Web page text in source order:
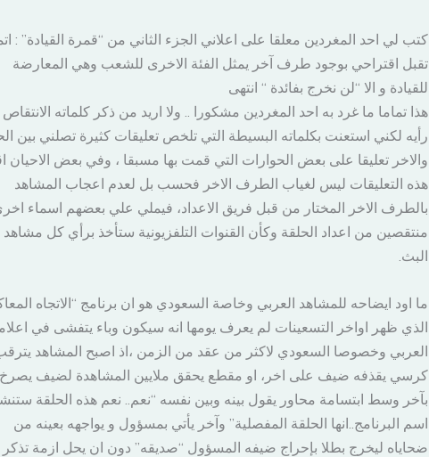
كتب لي احد المغردين معلقا على اعلاني الجزء الثاني من “قمرة القيادة” :
تقبل اقتراحي بوجود طرف آخر يمثل الفئة الاخرى للشعب وهي المعارضة
للقيادة و الا “لن نخرج بفائدة “ انتهى
هذا تماما ما غرد به احد المغردين مشكورا .. ولا اريد من ذكر كلماته
رأيه لكني استعنت بكلماته البسيطة التي تلخص تعليقات كثيرة تصلني بين
والاخر تعليقا على بعض الحوارات التي قمت بها مسبقا ، وفي بعض الاحيان
هذه التعليقات ليس لغياب الطرف الاخر فحسب بل لعدم اعجاب المشاهد
بالطرف الاخر المختار من قبل فريق الاعداد، فيملي علي بعضهم اسماء
منتقصين من اعداد الحلقة وكأن القنوات التلفزيونية ستأخذ برأي كل
البث.
ما اود ايضاحه للمشاهد العربي وخاصة السعودي هو ان برنامج “الاتجاه
الذي ظهر اواخر التسعينات لم يعرف يومها انه سيكون وباء يتفشى في
العربي وخصوصا السعودي لاكثر من عقد من الزمن ،اذ اصبح المشاهد
كرسي يقذفه ضيف على اخر، او مقطع يحقق ملايين المشاهدة لضيف يصرخ
بآخر وسط ابتسامة محاور يقول بينه وبين نفسه “نعم.. نعم هذه الحلقة
اسم البرنامج..انها الحلقة المفصلية” وآخر يأتي بمسؤول و يواجهه بعينه من
ضحاياه ليخرج بطلا بإحراج ضيفه المسؤول “صديقه” دون ان يحل ازمة تذكر